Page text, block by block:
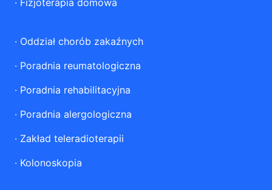
· Fizjoterapia domowa
· Oddział chorób zakaźnych
· Poradnia reumatologiczna
· Poradnia rehabilitacyjna
· Poradnia alergologiczna
· Zakład teleradioterapii
· Kolonoskopia